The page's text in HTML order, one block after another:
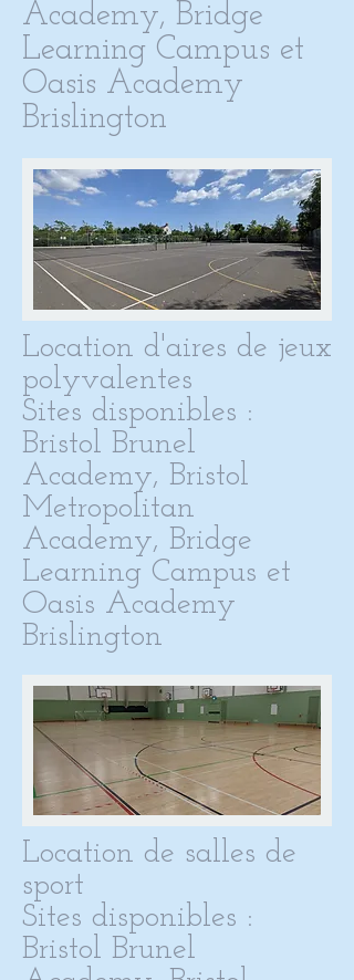
Academy, Bridge
Learning Campus et
Oasis Academy
Brislington
Location d'aires de jeux
polyvalentes
Sites disponibles :
Bristol Brunel
Academy, Bristol
Metropolitan
Academy, Bridge
Learning Campus et
Oasis Academy
Brislington
Location de salles de
sport
Sites disponibles :
Bristol Brunel